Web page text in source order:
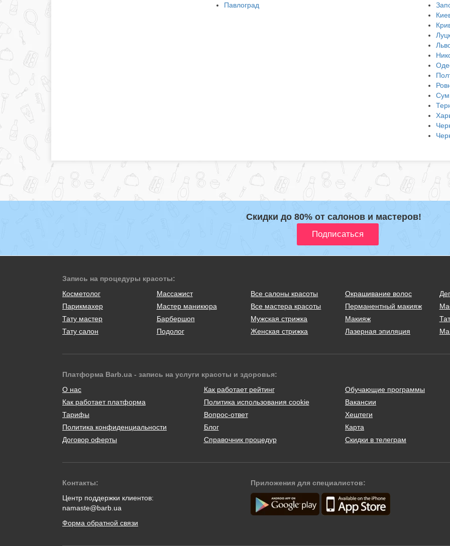
Павлоград
Скидки до 80% от салонов и мастеров!
Запись на процедуры красоты:
Косметолог
Массажист
Парикмахер
Мастер маникюра
Тату мастер
Барбершоп
Тату салон
Подолог
Все салоны красоты
Все мастера красоты
Мужская стрижка
Женская стрижка
Окрашивание волос
Перманентный макияж
Макияж
Лазерная эпиляция
Платформа Barb.ua - запись на услуги красоты и здоровья:
О нас
Как работает платформа
Тарифы
Политика конфиденциальности
Договор оферты
Как работает рейтинг
Политика использования cookie
Вопрос-ответ
Блог
Справочник процедур
Обучающие программы
Вакансии
Хештеги
Карта
Скидки в телеграм
Контакты:
Центр поддержки клиентов:
namaste@barb.ua
Форма обратной связи
Приложения для специалистов: